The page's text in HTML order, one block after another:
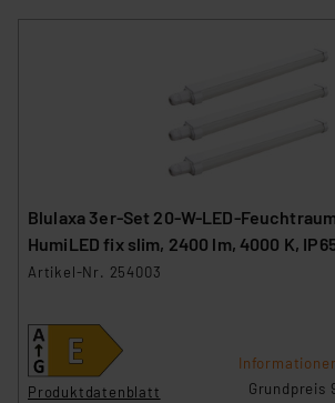
Blulaxa 3er-Set 20-W-LED-
HumiLED fix slim, 2400 lm, 4000 K,
Artikel-Nr. 254003
Produktdatenblatt
Grundpreis